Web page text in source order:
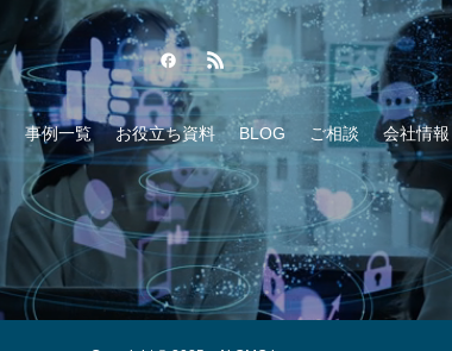
事例一覧 お役立ち資料 BLOG ご相談 会社情報